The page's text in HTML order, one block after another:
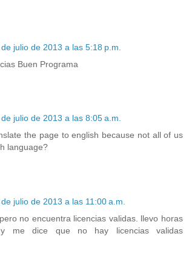
julio de 2013 a las 5:18 p.m.
Buen Programa
julio de 2013 a las 8:05 a.m.
the page to english because not all of us
language?
julio de 2013 a las 11:00 a.m.
no encuentra licencias validas. llevo horas
y me dice que no hay licencias validas